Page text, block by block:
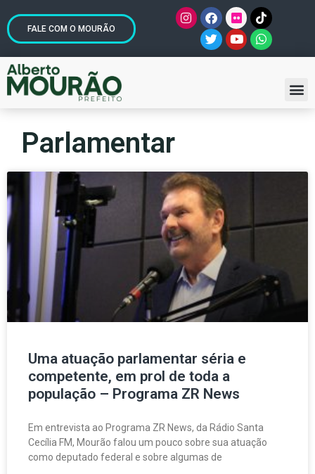
FALE COM O MOURÃO
Parlamentar
Uma atuação parlamentar séria e
competente, em prol de toda a
população – Programa ZR News
Em entrevista ao Programa ZR News, da Rádio Santa
Cecília FM, Mourão falou um pouco sobre sua atuação
como deputado federal e sobre algumas de